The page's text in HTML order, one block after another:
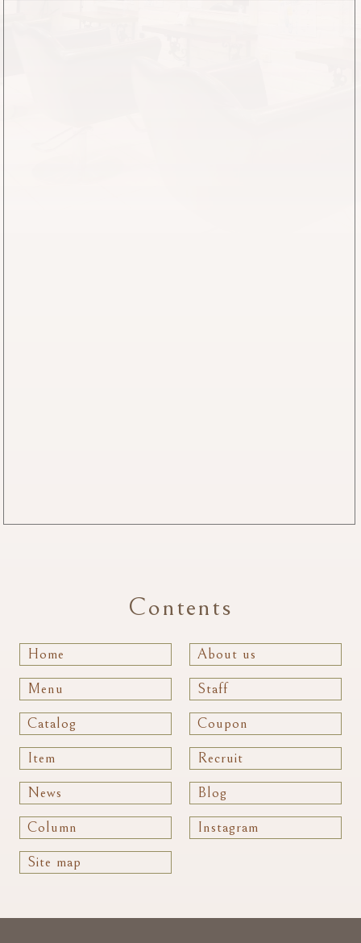
Contents
Home About us
Menu Staff
Catalog Coupon
Item Recruit
News Blog
Column Instagram
Site map